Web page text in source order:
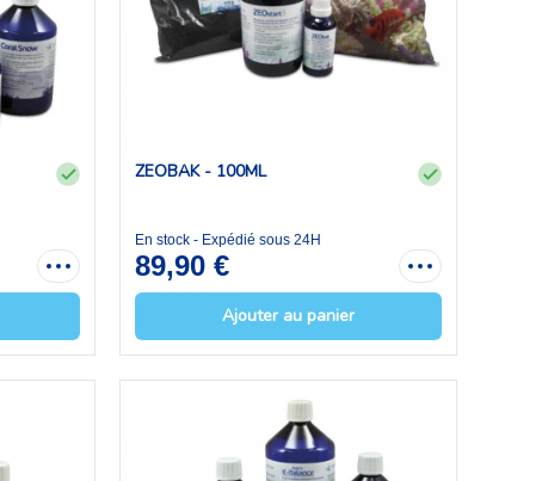
ZEOBAK - 100ML
En stock - Expédié sous 24H
89,90 €
Ajouter au panier